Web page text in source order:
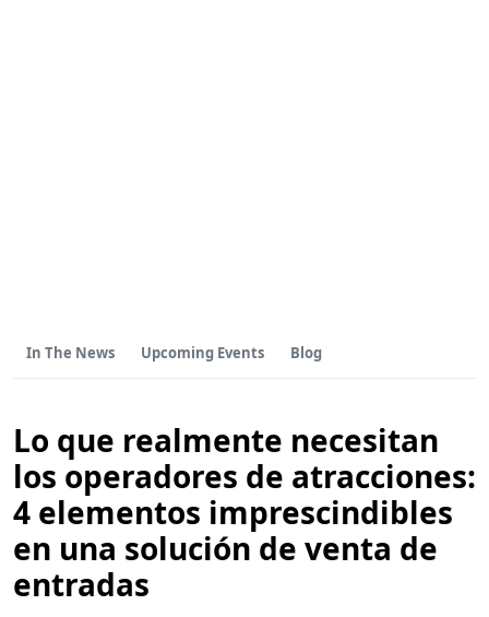
In The News Upcoming Events Blog
Lo que realmente necesitan
los operadores de atracciones:
4 elementos imprescindibles
en una solución de venta de
entradas